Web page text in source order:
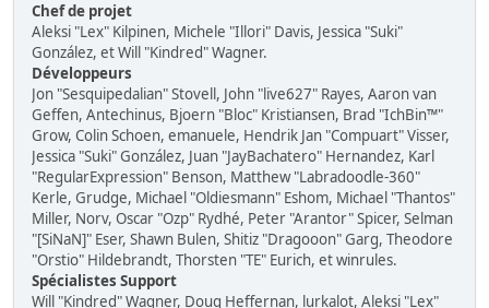
Chef de projet
Aleksi "Lex" Kilpinen, Michele "Illori" Davis, Jessica "Suki"
González, et Will "Kindred" Wagner.
Développeurs
Jon "Sesquipedalian" Stovell, John "live627" Rayes, Aaron van
Geffen, Antechinus, Bjoern "Bloc" Kristiansen, Brad "IchBin™"
Grow, Colin Schoen, emanuele, Hendrik Jan "Compuart" Visser,
Jessica "Suki" González, Juan "JayBachatero" Hernandez, Karl
"RegularExpression" Benson, Matthew "Labradoodle-360"
Kerle, Grudge, Michael "Oldiesmann" Eshom, Michael "Thantos"
Miller, Norv, Oscar "Ozp" Rydhé, Peter "Arantor" Spicer, Selman
"[SiNaN]" Eser, Shawn Bulen, Shitiz "Dragooon" Garg, Theodore
"Orstio" Hildebrandt, Thorsten "TE" Eurich, et winrules.
Spécialistes Support
Will "Kindred" Wagner, Doug Heffernan, lurkalot, Aleksi "Lex"